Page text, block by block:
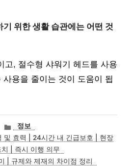
위한 생활 습관에는 어떤 것
고, 절수형 샤워기 헤드를 사용
용을 줄이는 것이 도움이 됩
카
테
고
리
정보
및 효력 | 24시간 내 긴급보호 | 현장
치 | 즉시 이행 의무
| 규제와 제재의 차이점 정리